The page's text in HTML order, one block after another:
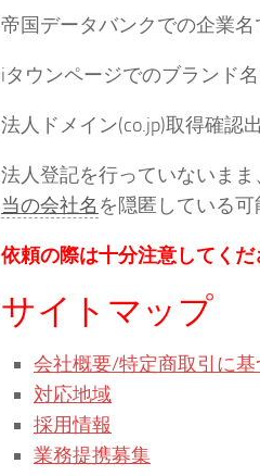
帝国データバンクでの企業名
iタウンページでのブランド
法人ドメイン(co.jp)取得確認出
法人登記を行っていないまま
当の会社名 を隠匿している可
依頼の際は十分注意してくだ
サイトマップ
会社概要/特定商取引に
対応地域
採用情報
業務提携募集